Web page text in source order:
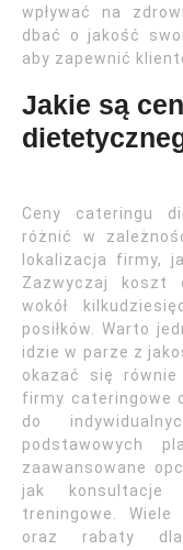
wpływać na
dbać o jakość
aby zapewnić
Jakie są
Ceny cateringu
różnić w
lokalizacja firmy,
Zazwyczaj koszt
wokół
posiłków. Warto
idzie w parze z
okazać się
firmy cateringowe
do
podstawowych
zaawansowane
jak
treningowe.
oraz rabaty